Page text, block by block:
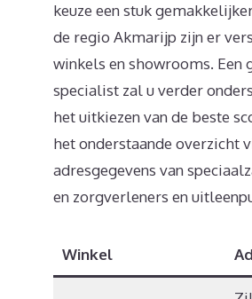
keuze een stuk
de regio Akmarijp zijn er
winkels en showrooms. Een
specialist zal u verder
het uitkiezen van de beste
het onderstaande overzicht
adresgegevens van
en zorgverleners en
Winkel